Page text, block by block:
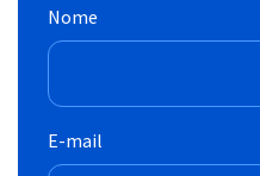
Nome
E-mail